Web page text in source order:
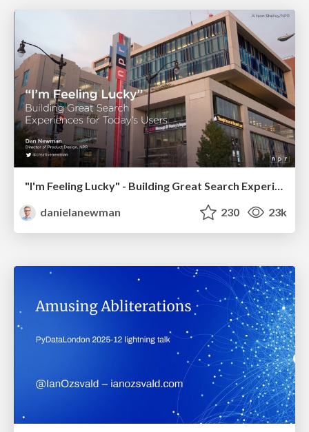
"I'm Feeling Lucky" - Building Great Search Experiences for Today's Users (#IAC19)
danielanewman
230 23k